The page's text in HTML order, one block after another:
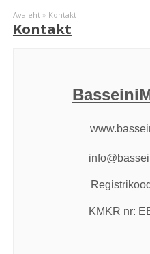
Avaleht» Kontakt
Kontakt
KMKR nr: